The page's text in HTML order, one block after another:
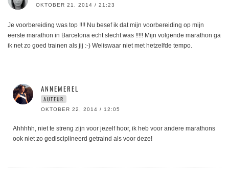
OKTOBER 21, 2014 / 21:23
Je voorbereiding was top !!!! Nu besef ik dat mijn voorbereiding op mijn
eerste marathon in Barcelona echt slecht was !!!!! Mijn volgende marathon ga
ik net zo goed trainen als jij :-) Weliswaar niet met hetzelfde tempo.
ANNEMEREL
AUTEUR
OKTOBER 22, 2014 / 12:05
Ahhhhh, niet te streng zijn voor jezelf hoor, ik heb voor andere marathons
ook niet zo gedisciplineerd getraind als voor deze!